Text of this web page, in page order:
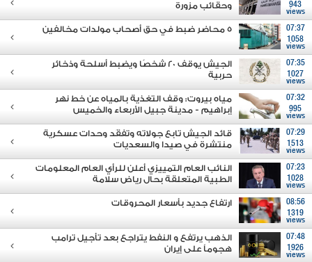
943
views
وحقائب مزورة
07:37
1058
views
5 محاضر ضبط في حق أصحاب مولدات مخالفين
07:35
1027
views
الجيش يوقف 20 شخصًا ويضبط أسلحة وذخائر
حربية
07:32
995
views
مياه بيروت: وقف التغذية بالمياه عن خط نهر
إبراهيم - مدينة جبيل الأربعاء والخميس
07:29
1513
views
قائد الجيش تابع جولاته وتفقَد وحدات عسكرية
منتشرة في صيدا والسعديات
07:23
1028
views
النائب العام التمييزي أعلن للرأي العام المعلومات
الطبية المتعلقة بحال رياض سلامة
08:56
1319
views
ارتفاع جديد بأسعار المحروقات
07:48
1926
views
الذهب يرتفع و النفط يتراجع بعد تأجيل ترامب
هجوماً على إيران